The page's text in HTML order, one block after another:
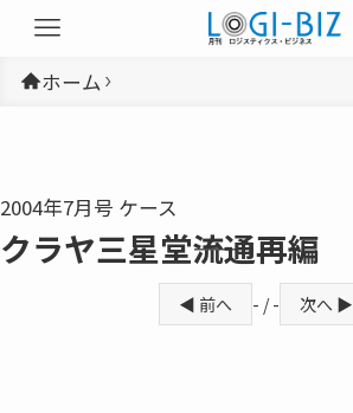
ホーム
2004年7月号 ケース
クラヤ三星堂――流通再編
◀ 前へ - / - 次へ ▶